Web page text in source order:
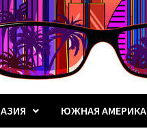
АЗИЯ ЮЖНАЯ АМЕРИКА